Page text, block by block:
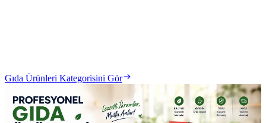
Gıda Ürünleri Kategorisini Gör